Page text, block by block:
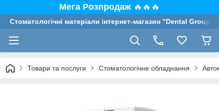
Мега Розпродаж 🔥🔥🔥
Стоматологічні матеріали інтернет-магазин "Dental Group"
Товари та послуги Стоматологічне обладнання